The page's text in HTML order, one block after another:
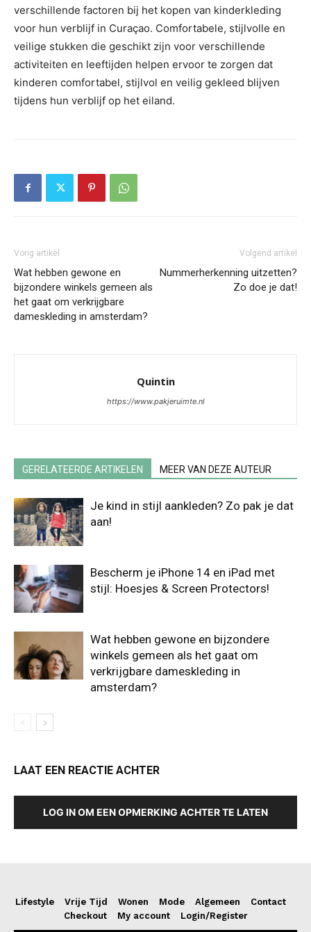
verschillende factoren bij het kopen van kinderkleding
voor hun verblijf in Curaçao. Comfortabele, stijlvolle en
veilige stukken die geschikt zijn voor verschillende
activiteiten en leeftijden helpen ervoor te zorgen dat
kinderen comfortabel, stijlvol en veilig gekleed blijven
tijdens hun verblijf op het eiland.
Vorig artikel
Wat hebben gewone en
bijzondere winkels gemeen als
het gaat om verkrijgbare
dameskleding in amsterdam?
Volgend artikel
Nummerherkenning uitzetten?
Zo doe je dat!
Quintin
https://www.pakjeruimte.nl
GERELATEERDE ARTIKELEN MEER VAN DEZE AUTEUR
Je kind in stijl aankleden? Zo pak je dat
aan!
Bescherm je iPhone 14 en iPad met
stijl: Hoesjes & Screen Protectors!
Wat hebben gewone en bijzondere
winkels gemeen als het gaat om
verkrijgbare dameskleding in
amsterdam?
LAAT EEN REACTIE ACHTER
LOG IN OM EEN OPMERKING ACHTER TE LATEN
Lifestyle Vrije Tijd Wonen Mode Algemeen
Contact
Checkout
My account Login/Register